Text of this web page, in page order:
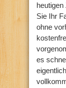
Sie Ihr
ohne
es